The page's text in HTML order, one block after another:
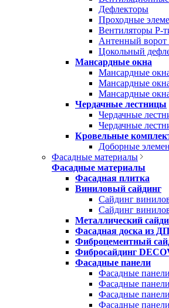
Дефлекторы
Проходные
Вентиляторы P-
Антенный ворот
Цокольный
Мансардные окна
Мансардные
Мансардные
Мансардные
Чердачные лестницы
Чердачные
Чердачные
Кровельные
Доборные
Фасадные материалы
Фасадные материалы
Фасадная плитка
Виниловый сайдинг
Сайдинг
Сайдинг
Металлический
Фасадная доска из
Фиброцементный
Фибросайдинг
Фасадные панели
Фасадные
Фасадные
Фасадные
Фасадные